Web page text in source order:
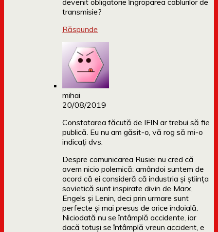
devenit obligatorie îngroparea cablurilor de
transmisie?
Răspunde
mihai
20/08/2019
Constatarea făcută de IFIN ar trebui să fie
publică. Eu nu am găsit-o, vă rog să mi-o
indicați dvs.
Despre comunicarea Rusiei nu cred că
avem nicio polemică: amândoi suntem de
acord că ei consideră că industria și știința
sovietică sunt inspirate divin de Marx,
Engels și Lenin, deci prin urmare sunt
perfecte și mai presus de orice îndoială.
Niciodată nu se întâmplă accidente, iar
dacă totuși se întâmplă vreun accident, e